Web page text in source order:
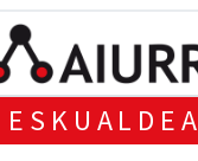
ESKUALDEA